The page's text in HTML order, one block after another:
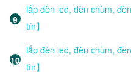
lắp đèn led, đèn chùm,
tín】
lắp đèn led, đèn chùm,
tín】